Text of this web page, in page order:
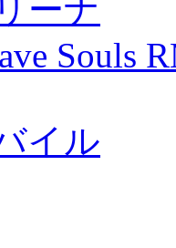
ーナ
Souls
イル